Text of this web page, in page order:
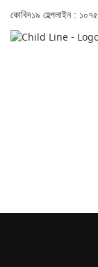
কোবিদ১৯ হেল্পলাইন : ১০৭৫